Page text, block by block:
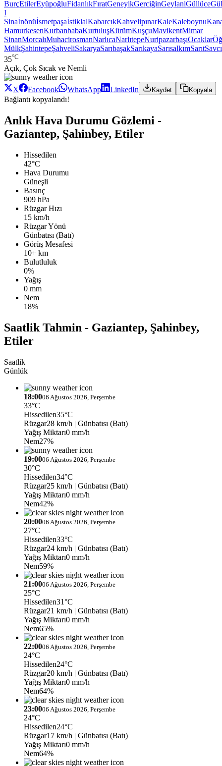
BurçEtilerEyüpoğluFidanlıkFıratGeneyikGerciğinGeylaniGüllüce
I
SinaİnönüİsmetpaşaİstiklalKabarcıkKahvelipınarKaleKaleboynu
HamurkesenKurbanbabaKurtuluşKürümKuşçuMavikentMimar
SinanMorcalıMuhacirosmanNarlıcaNarlıtepeNuripazarbaşıOcaklar
MülkŞahintepeŞahveliSakaryaSarıbaşakSarıkayaSarısalkımSarıt
35°C
Açık, Çok Sıcak ve Nemli
X Facebook WhatsApp LinkedIn Kaydet Kopyala
Bağlantı kopyalandı!
Anlık Hava Durumu Gözlemi -
Gaziantep, Şahinbey, Etiler
Hissedilen
42°C
Hava Durumu
Güneşli
Basınç
909 hPa
Rüzgar Hızı
15 km/h
Rüzgar Yönü
Günbatısı (Batı)
Görüş Mesafesi
10+ km
Bulutluluk
0%
Yağış
0 mm
Nem
18%
Saatlik Tahmin - Gaziantep, Şahinbey,
Etiler
Saatlik
Günlük
18:0006 Ağustos 2026, Perşembe
33°C
Hissedilen35°C
Rüzgar28 km/h | Günbatısı (Batı)
Yağış Miktarı0 mm/h
Nem27%
19:0006 Ağustos 2026, Perşembe
30°C
Hissedilen34°C
Rüzgar25 km/h | Günbatısı (Batı)
Yağış Miktarı0 mm/h
Nem42%
20:0006 Ağustos 2026, Perşembe
27°C
Hissedilen33°C
Rüzgar24 km/h | Günbatısı (Batı)
Yağış Miktarı0 mm/h
Nem59%
21:0006 Ağustos 2026, Perşembe
25°C
Hissedilen31°C
Rüzgar21 km/h | Günbatısı (Batı)
Yağış Miktarı0 mm/h
Nem65%
22:0006 Ağustos 2026, Perşembe
24°C
Hissedilen24°C
Rüzgar20 km/h | Günbatısı (Batı)
Yağış Miktarı0 mm/h
Nem64%
23:0006 Ağustos 2026, Perşembe
24°C
Hissedilen24°C
Rüzgar17 km/h | Günbatısı (Batı)
Yağış Miktarı0 mm/h
Nem64%